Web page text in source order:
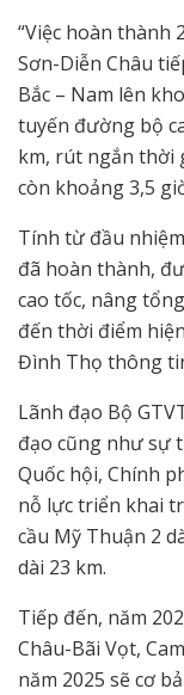
“Việc hoàn thành
Sơn-Diễn Châu
Bắc – Nam lên
tuyến đường bộ
km, rút ngắn thời
còn khoảng 3,5
Tính từ đầu
đã hoàn thành,
cao tốc, nâng
đến thời điểm
Đình Thọ thông
Lãnh đạo Bộ
đạo cũng như sự
Quốc hội, Chính
nỗ lực triển khai
cầu Mỹ Thuận 2
dài 23 km.
Tiếp đến, năm
Châu-Bãi Vọt,
năm 2025 sẽ cơ